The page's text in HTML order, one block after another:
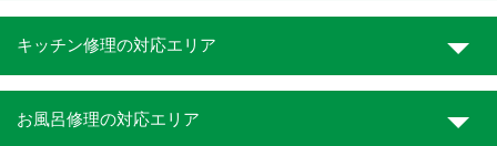
キッチン修理の対応エリア
お風呂修理の対応エリア